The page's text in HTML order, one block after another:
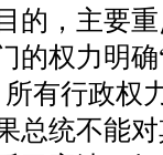
的，主要
的权力明确
有行政权
总统不能